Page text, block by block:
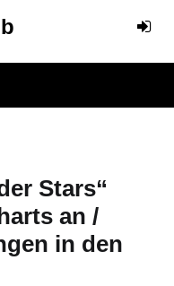
Stars“
an /
in den